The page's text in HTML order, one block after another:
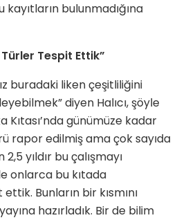
bulunmadığına
Tespit Ettik”
buradaki liken çeşitliliğini
diyen Halıcı, şöyle
günümüze kadar
rapor edilmiş ama çok sayıda
yıldır bu çalışmayı
onlarca bu kıtada
Bunların bir kısmını
hazırladık. Bir de bilim